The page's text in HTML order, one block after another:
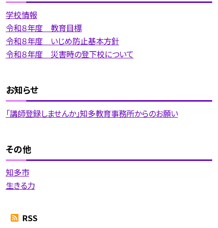
学校情報
令和８年度 教育目標
令和８年度 いじめ防止基本方針
令和８年度 災害時の登下校について
お知らせ
「講師登録しませんか」知多教育事務所からのお願い
その他
知多市
生きる力
RSS